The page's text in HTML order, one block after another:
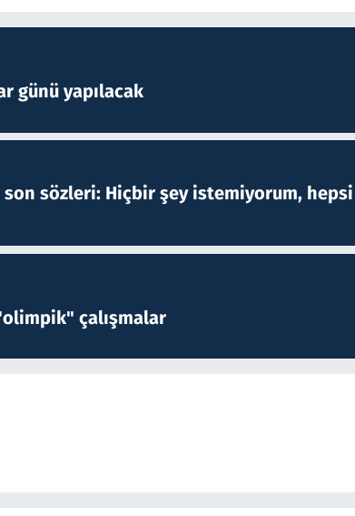
günü yapılacak
son sözleri: Hiçbir şey istemiyorum, hepsi
çalışmalar